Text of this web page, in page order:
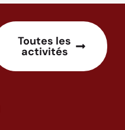
Toutes les
activités